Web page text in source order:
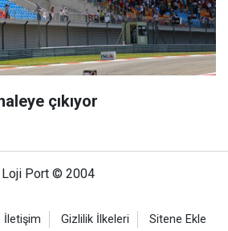
çıkıyor
Loji Port © 2004
İletişim Gizlilik İlkeleri Sitene Ekle